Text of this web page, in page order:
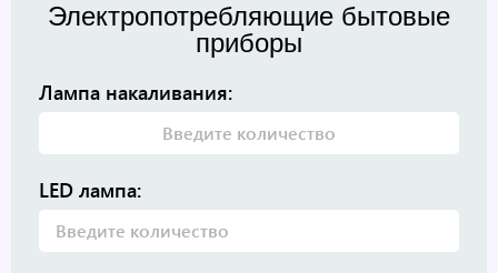
Электропотребляющие бытовые
приборы
Лампа накаливания:
LED лампа: